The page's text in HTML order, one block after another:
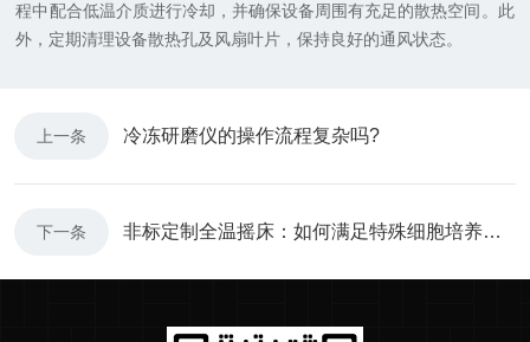
程中配合低温介质进行冷却，并确保设备周围有充足的散热空间。此
外，定期清理设备散热孔及风扇叶片，保持良好的通风状态。
上一条 冷冻研磨仪的操作流程复杂吗?
下一条 非标定制全温摇床：如何满足特殊细胞培养需求